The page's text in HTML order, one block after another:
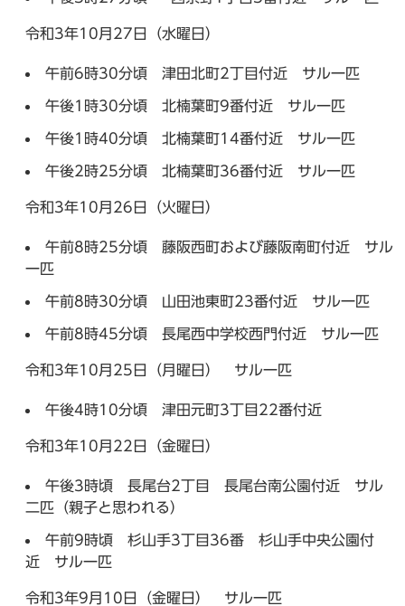
令和3年10月27日（水曜日）
午前6時30分頃 津田北町2丁目付近 サル一匹
午後1時30分頃 北楠葉町9番付近 サル一匹
午後1時40分頃 北楠葉町14番付近 サル一匹
午後2時25分頃 北楠葉町36番付近 サル一匹
令和3年10月26日（火曜日）
午前8時25分頃 藤阪西町および藤阪南町付近 サル
一匹
午前8時30分頃 山田池東町23番付近 サル一匹
午前8時45分頃 長尾西中学校西門付近 サル一匹
令和3年10月25日（月曜日） サル一匹
午後4時10分頃 津田元町3丁目22番付近
令和3年10月22日（金曜日）
午後3時頃 長尾台2丁目 長尾台南公園付近 サル
二匹（親子と思われる）
午前9時頃 杉山手3丁目36番 杉山手中央公園付
近 サル一匹
令和3年9月10日（金曜日） サル一匹